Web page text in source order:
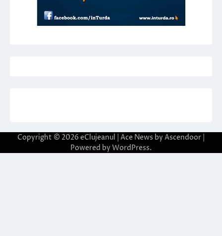
Copyright © 2026 eClujeanul | Ace News by Ascendoor
Powered by WordPress.